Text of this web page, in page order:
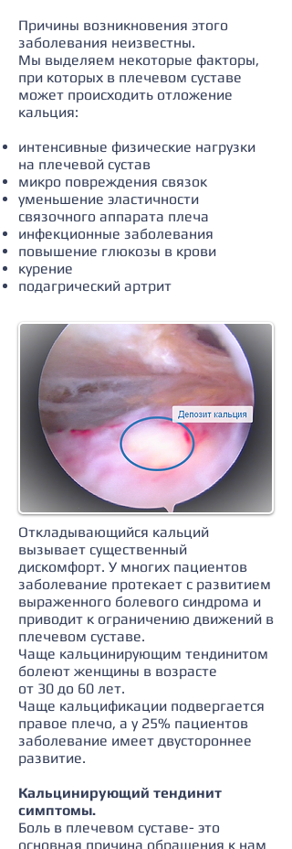
Причины возникновения этого
заболевания неизвестны.
Мы выделяем некоторые факторы,
при которых в плечевом суставе
может происходить отложение
кальция:
интенсивные физические нагрузки
на плечевой сустав
микро повреждения связок
уменьшение эластичности
связочного аппарата плеча
инфекционные заболевания
повышение глюкозы в крови
курение
подагрический артрит
Откладывающийся кальций
вызывает существенный
дискомфорт. У многих пациентов
заболевание протекает с развитием
выраженного болевого синдрома и
приводит к ограничению движений в
плечевом суставе.
Чаще кальцинирующим тендинитом
болеют женщины в возрасте
от 30 до 60 лет.
Чаще кальцификации подвергается
правое плечо, а у 25% пациентов
заболевание имеет двустороннее
развитие.
Кальцинирующий тендинит
симптомы.
Боль в плечевом суставе- это
основная причина обращения к нам